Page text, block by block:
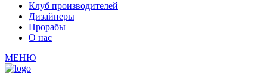
Клуб производителей
Дизайнеры
Прорабы
О нас
МЕНЮ